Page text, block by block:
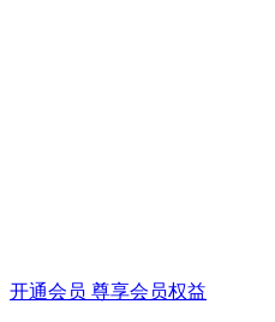
开通会员 尊享会员权益